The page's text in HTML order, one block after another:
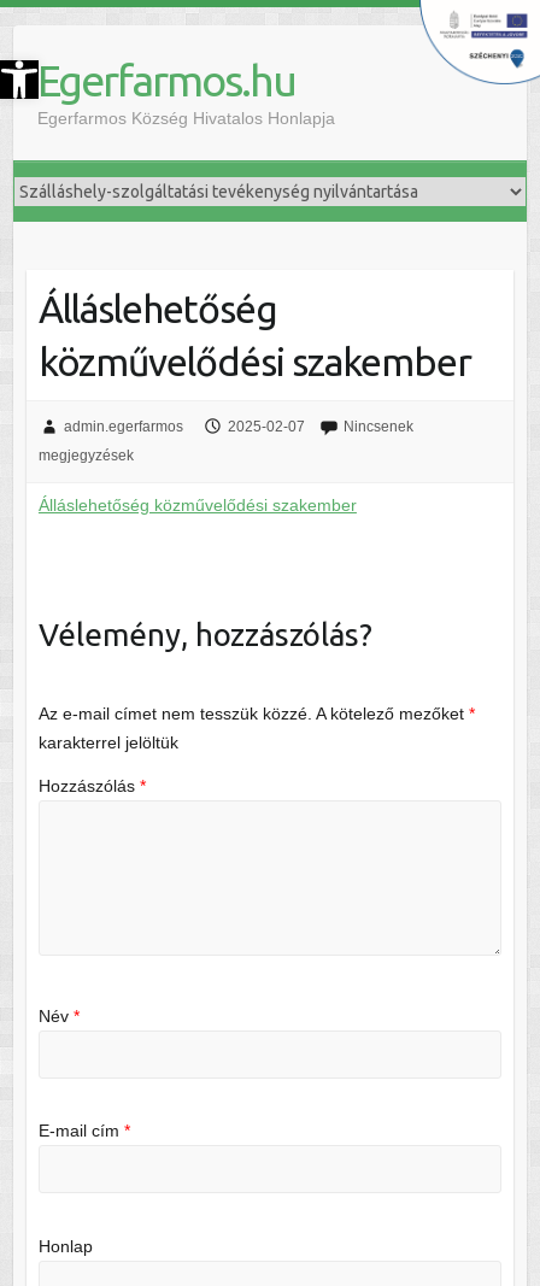
Eszköztár megnyitása Egerfarmos.hu
Egerfarmos Község Hivatalos Honlapja
Álláslehetőség
közművelődési szakember
admin.egerfarmos 2025-02-07
Nincsenek
megjegyzések
Álláslehetőség közművelődési szakember
Vélemény, hozzászólás?
Az e-mail címet nem tesszük közzé. A kötelező mezőket *
karakterrel jelöltük
Hozzászólás *
Név *
E-mail cím *
Honlap